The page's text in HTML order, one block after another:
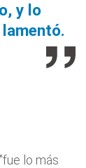
y lo
lo más